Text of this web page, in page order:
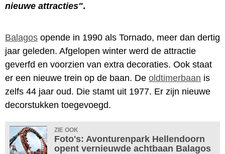
nieuwe attracties".
Balagos opende in 1990 als Tornado, meer dan dertig
jaar geleden. Afgelopen winter werd de attractie
geverfd en voorzien van extra decoraties. Ook staat
er een nieuwe trein op de baan. De oldtimerbaan is
zelfs 44 jaar oud. Die stamt uit 1977. Er zijn nieuwe
decorstukken toegevoegd.
ZIE OOK
Foto's: Avonturenpark Hellendoorn
opent vernieuwde achtbaan Balagos